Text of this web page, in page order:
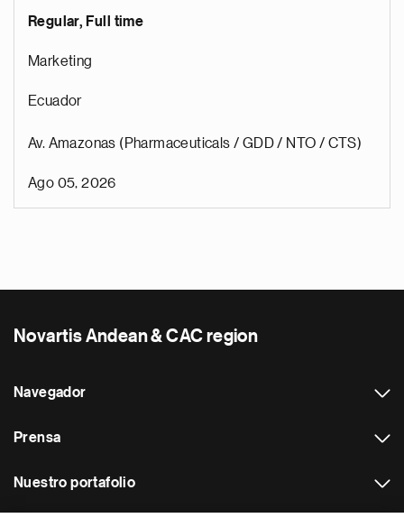
Regular, Full time
Marketing
Ecuador
Av. Amazonas (Pharmaceuticals / GDD / NTO / CTS)
Ago 05, 2026
Novartis Andean & CAC region
Navegador
Prensa
Nuestro portafolio